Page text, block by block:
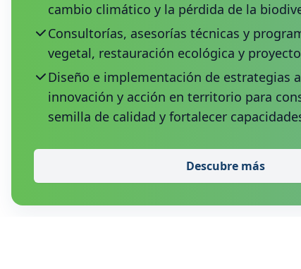
cambio climático y la pérdida de la
Consultorías, asesorías técnicas y
vegetal, restauración ecológica y
Diseño e implementación de estrategias
innovación y acción en territorio para
semilla de calidad y fortalecer
Descubre más